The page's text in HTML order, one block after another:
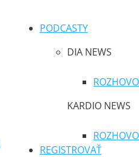
PODCASTY
DIA NEWS
KARDIO NEWS
REGISTROVAŤ